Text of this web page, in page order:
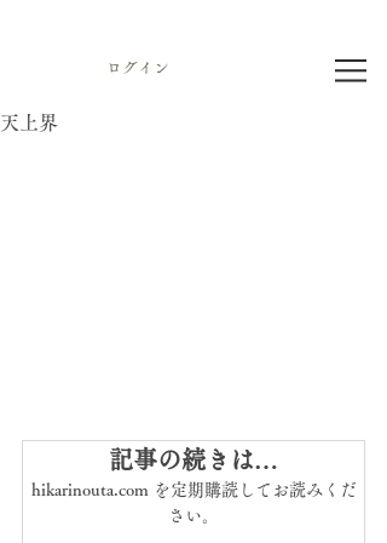
ログイン
天上界
記事の続きは…
hikarinouta.com を定期購読してお読みくだ
さい。